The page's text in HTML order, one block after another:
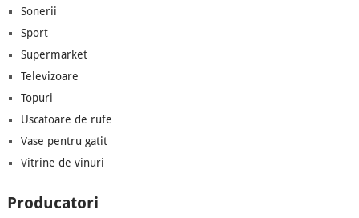
Sonerii
Sport
Supermarket
Televizoare
Topuri
Uscatoare de rufe
Vase pentru gatit
Vitrine de vinuri
Producatori